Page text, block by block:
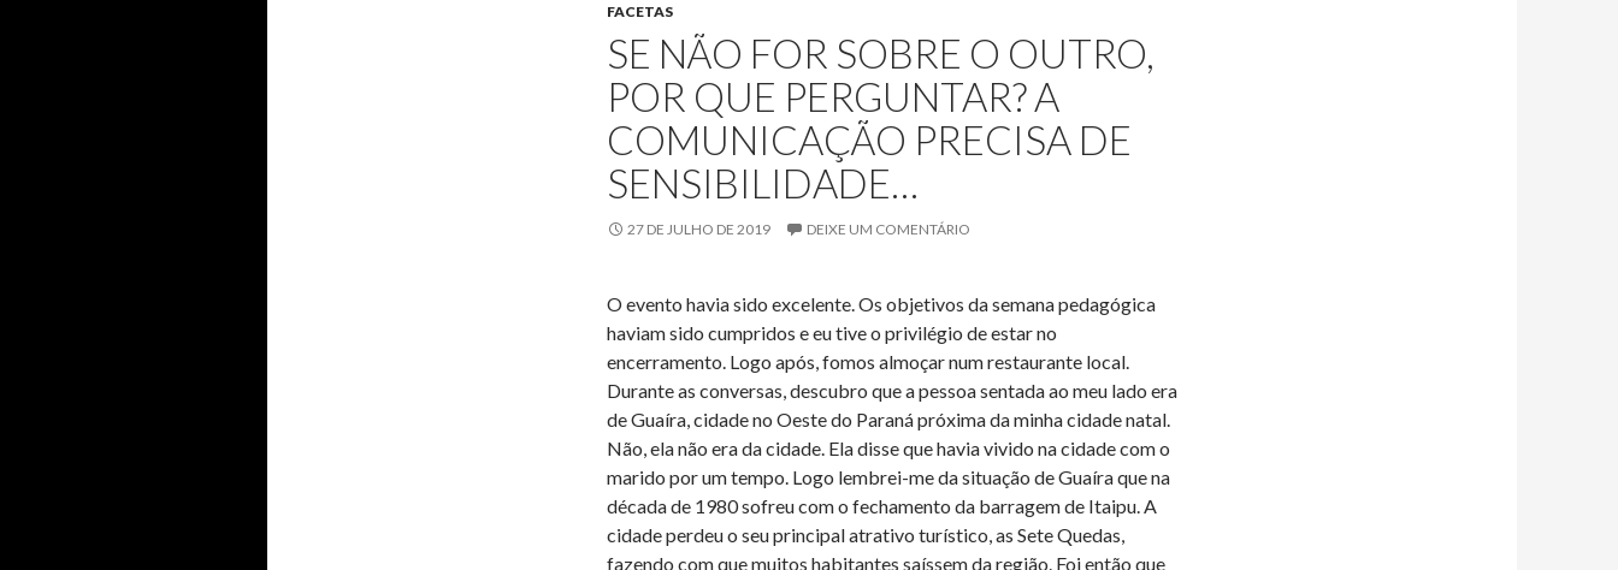
FACETAS
SE NÃO FOR SOBRE O OUTRO,
POR QUE PERGUNTAR? A
COMUNICAÇÃO PRECISA DE
SENSIBILIDADE…
27 DE JULHO DE 2019 DEIXE UM COMENTÁRIO
O evento havia sido excelente. Os objetivos da semana pedagógica
haviam sido cumpridos e eu tive o privilégio de estar no
encerramento. Logo após, fomos almoçar num restaurante local.
Durante as conversas, descubro que a pessoa sentada ao meu lado era
de Guaíra, cidade no Oeste do Paraná próxima da minha cidade natal.
Não, ela não era da cidade. Ela disse que havia vivido na cidade com o
marido por um tempo. Logo lembrei-me da situação de Guaíra que na
década de 1980 sofreu com o fechamento da barragem de Itaipu. A
cidade perdeu o seu principal atrativo turístico, as Sete Quedas,
fazendo com que muitos habitantes saíssem da região. Foi então que